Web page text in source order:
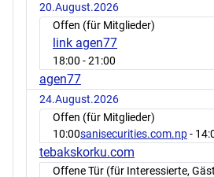
20.August.2026
Offen (für Mitglieder)
link agen77
18:00 - 21:00
agen77
24.August.2026
Offen (für Mitglieder)
10:00sanisecurities.com.np-
tebakskorku.com
Offene Tür (für Interessierte,